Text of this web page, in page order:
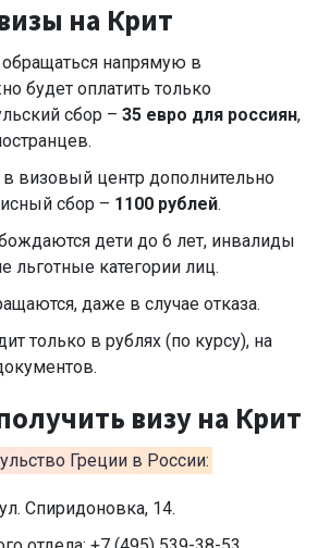
на Крит
напрямую в
будет оплатить только
сбор – 35 евро для россиян,
визовый центр дополнительно
сбор – 1100 рублей.
дети до 6 лет, инвалиды
льготные категории лиц.
даже в случае отказа.
только в рублях (по курсу), на
визу на Крит
Греции в России:
Спиридоновка, 14.